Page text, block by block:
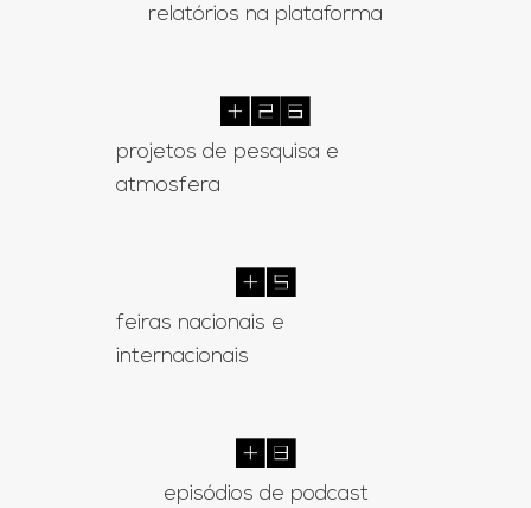
relatórios na plataforma
projetos de pesquisa e
atmosfera
+ 47
feiras nacionais e
internacionais
+ 9
episódios de podcast
+14